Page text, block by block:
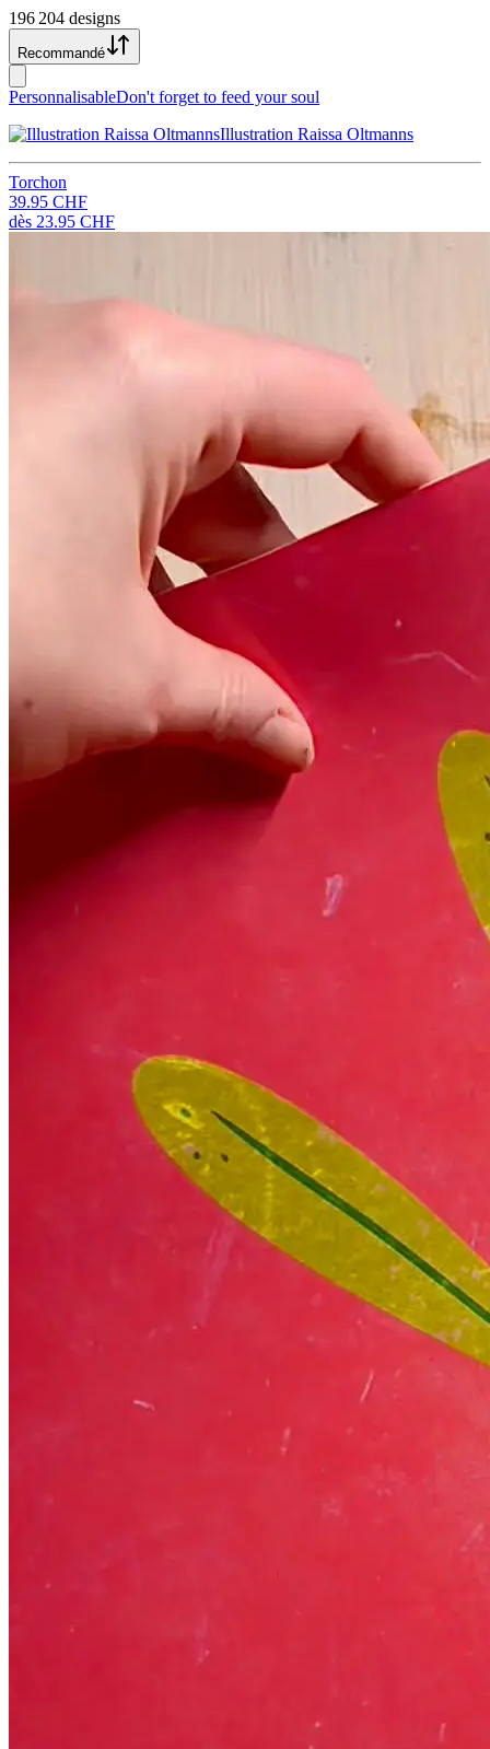
196 204 designs
Recommandé
PersonnalisableDon't forget to feed your soul
Illustration Raissa Oltmanns
Torchon
39.95 CHF
dès 23.95 CHF